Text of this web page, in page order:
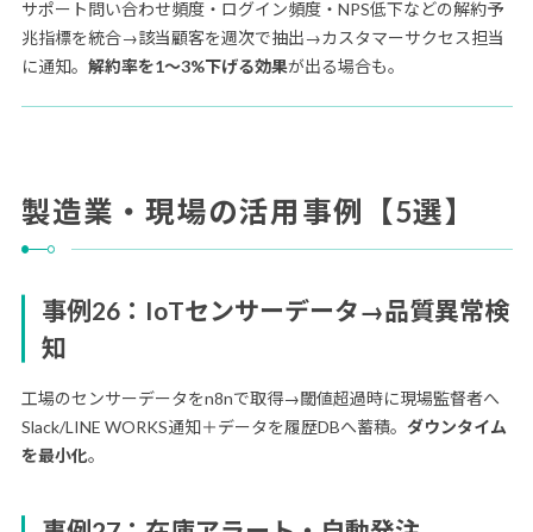
サポート問い合わせ頻度・ログイン頻度・NPS低下などの解約予
兆指標を統合→該当顧客を週次で抽出→カスタマーサクセス担当
に通知。 解約率を1〜3%下げる効果が出る場合も。
製造業・現場の活用事例【5選】
事例26：IoTセンサーデータ→品質異常検
知
工場のセンサーデータをn8nで取得→閾値超過時に現場監督者へ
Slack/LINE WORKS通知＋データを履歴DBへ蓄積。 ダウンタイム
を最小化。